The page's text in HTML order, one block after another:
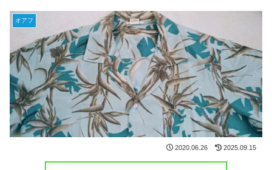
オアフ
2020.06.26 2025.09.15